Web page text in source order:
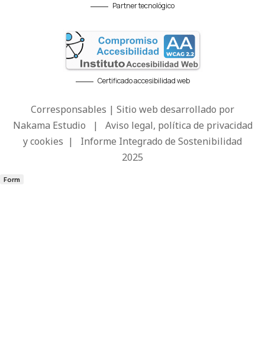
Partner tecnológico
Certificado accesibilidad web
Corresponsables | Sitio web desarrollado por
Nakama Estudio | Aviso legal, política de privacidad
y cookies | Informe Integrado de Sostenibilidad
2025
Form